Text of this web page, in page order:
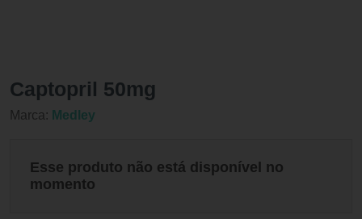
Captopril 50mg
Marca: Medley
Esse produto não está disponível no
momento